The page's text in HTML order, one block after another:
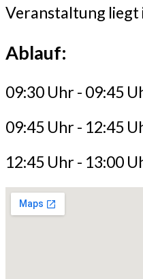
Veranstaltung liegt
Ablauf:
09:30 Uhr - 09:45
09:45 Uhr - 12:45
12:45 Uhr - 13:00